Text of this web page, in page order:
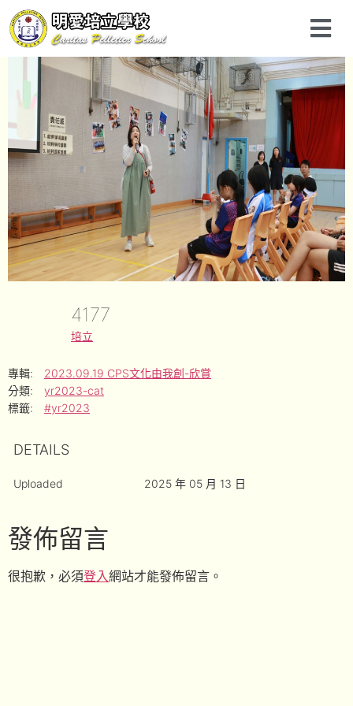
4177
培立
專輯:
2023.09.19 CPS文化由我創-欣賞
分類:
yr2023-cat
標籤:
#yr2023
DETAILS
Uploaded 2025 年 05 月 13 日
發佈留言
很抱歉，必須登入網站才能發佈留言。